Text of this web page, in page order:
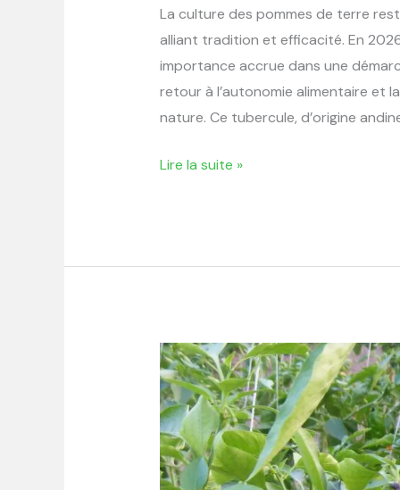
La culture des pommes de terre
alliant tradition et efficacité. En
importance accrue dans une
retour à l’autonomie alimentaire et
nature. Ce tubercule, d’origine
Lire la suite »
Comment
réussir
la
culture
du
poivron